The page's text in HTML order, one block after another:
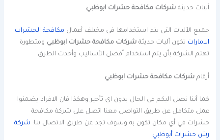
آليات حديثةشركات مكافحة حشرات ابوظبي
جميع الآليات التي يتم استخدامها في مختلف أعمال مكافحة الحشرات
الامارات تكون آليات حديثةشركات مكافحة حشرات ابوظبي ومتطورة
تهتم الشركة بأن يتم استخدام أفضل الأساليب وأحدث الطرق
أرقامشركات مكافحة حشرات ابوظبي
كما أننا نصل اليكم فى الحال بدون اي تأخير وهكذا فان الافراد يضمنوا
عمل متكامل عن طريق التواصل معنا اتصل على شركة مكافحة
حشرات في أي مكان تكون به وسوف تجد عن طريق الاتصال بنا: شركة
رش حشرات أبوظبي